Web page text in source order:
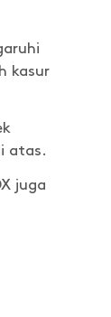
kasur
atas.
juga